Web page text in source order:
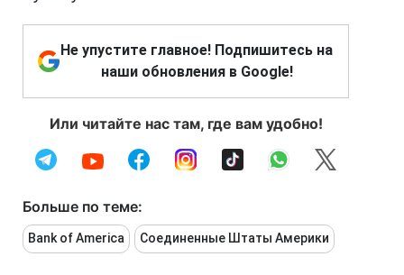
Не упустите главное! Подпишитесь на
наши обновления в Google!
Или читайте нас там, где вам удобно!
Больше по теме:
Bank of America Соединенные Штаты Америки